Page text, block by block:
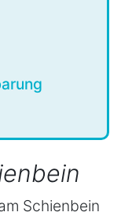
Schienbein